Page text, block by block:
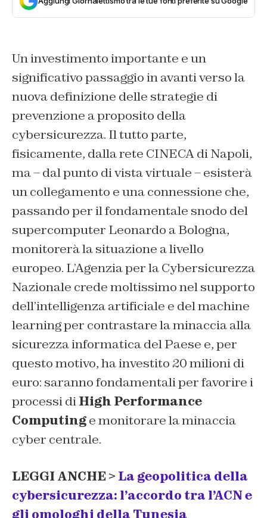
Un investimento importante e un
significativo passaggio in avanti verso la
nuova definizione delle strategie di
prevenzione a proposito della
cybersicurezza. Il tutto parte,
fisicamente, dalla rete CINECA di Napoli,
ma – dal punto di vista virtuale – esisterà
un collegamento e una connessione che,
passando per il fondamentale snodo del
supercomputer Leonardo a Bologna,
monitorerà la situazione a livello
europeo. L’Agenzia per la Cybersicurezza
Nazionale crede moltissimo nel supporto
dell’intelligenza artificiale e del machine
learning per contrastare la minaccia alla
sicurezza informatica del Paese e, per
questo motivo, ha investito 20 milioni di
euro: saranno fondamentali per favorire i
processi diHigh Performance
Computinge monitorare la minaccia
cyber centrale.
LEGGI ANCHE > La geopolitica della
cybersicurezza: l’accordo tra l’ACN e
gli omologhi della Tunesia